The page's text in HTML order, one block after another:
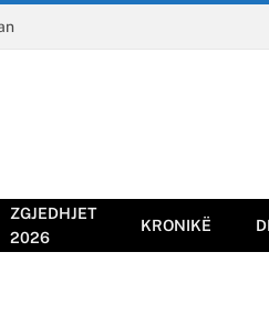
ZGJEDHJET
2026
KRONIKË